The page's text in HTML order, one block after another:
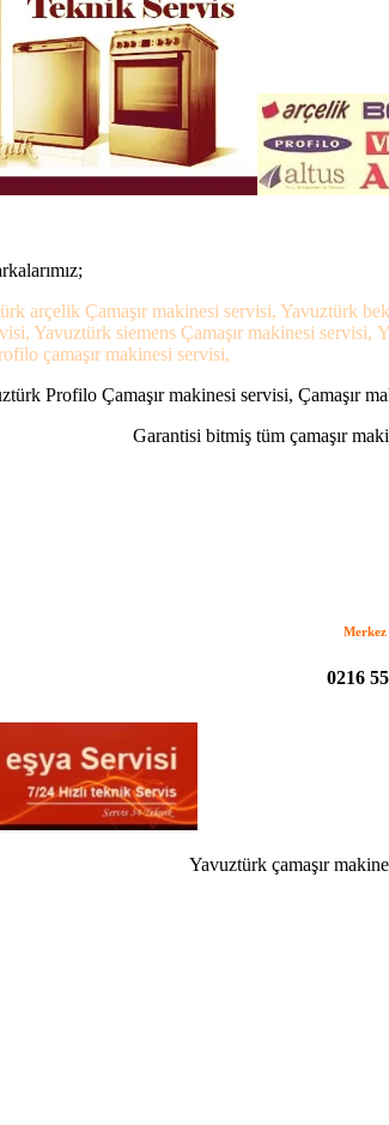
arçelik Çamaşır makinesi servisi, Yavuztürk
Yavuztürk siemens Çamaşır makinesi
çamaşır makinesi servisi,
Profilo Çamaşır makinesi servisi, Çamaşır
Garantisi bitmiş tüm çamaşır
Merkez
0216
Yavuztürk çamaşır